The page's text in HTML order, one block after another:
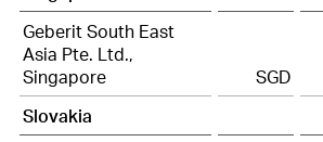
Geberit South East
Asia Pte. Ltd.,
Singapore
SGD
Slovakia